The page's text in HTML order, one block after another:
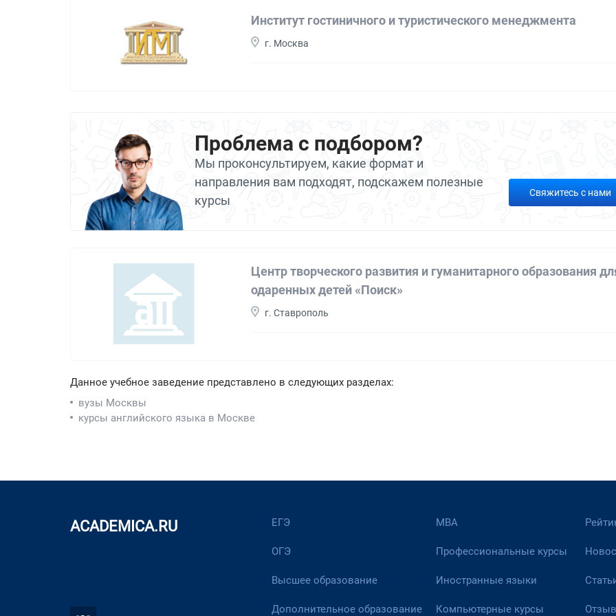
Институт гостиничного и туристического менеджмента
г. Москва
Проблема с подбором?
Мы проконсультируем, какие формат и
направления вам подходят, подскажем полезные
курсы
Свяжитесь с нами
Центр творческого развития и гуманитарного образования
одаренных детей «Поиск»
г. Ставрополь
Данное учебное заведение представлено в следующих разделах:
вузы Москвы
курсы английского языка в Москве
ACADEMICA.RU ЕГЭ
ОГЭ
Высшее образование
Дополнительное образование
МВА
Профессиональные курсы
Иностранные языки
Компьютерные курсы